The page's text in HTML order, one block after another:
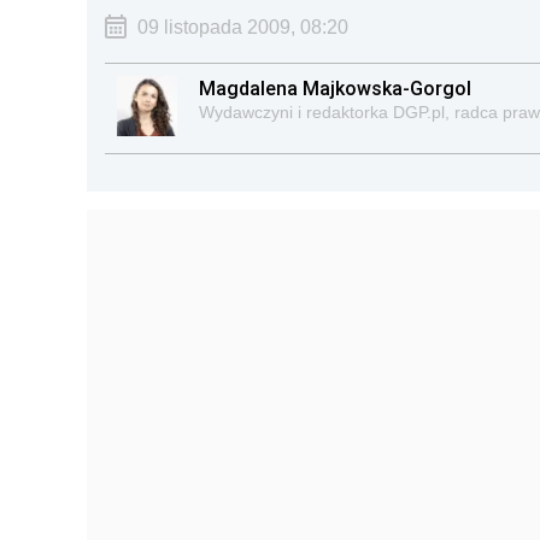
09 listopada 2009, 08:20
Magdalena Majkowska-Gorgol
Wydawczyni i redaktorka DGP.pl, radca